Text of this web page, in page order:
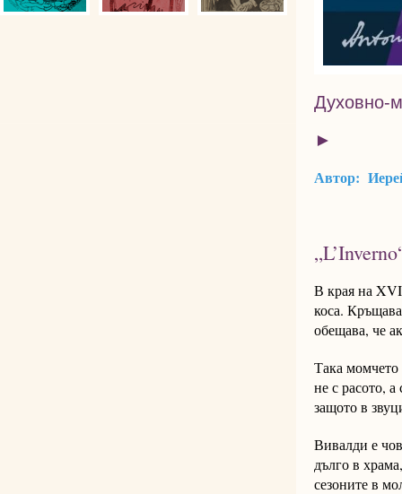
Духовно-
►
Автор:
В края на
коса.
обещава, че
Така момчето
не с расото,
защото в
Вивалди е
дълго в
сезоните в